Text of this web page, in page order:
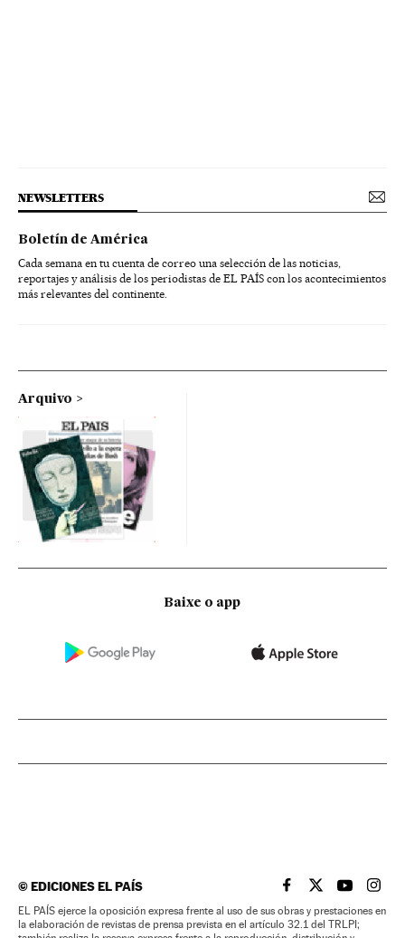
NEWSLETTERS
Boletín de América
Cada semana en tu cuenta de correo una selección de las noticias,
reportajes y análisis de los periodistas de EL PAÍS con los acontecimientos
más relevantes del continente.
Arquivo
Baixe o app
©EDICIONES EL PAÍS EL PAÍS BRASIL EN
EL PAÍSEL PAÍS
EL
EL PAÍS ejerce la oposición expresa frente al uso de sus obras y prestaciones en
la elaboración de revistas de prensa prevista en el artículo 32.1 del TRLPI;